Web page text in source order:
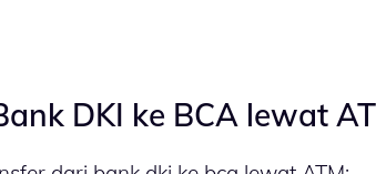
DKI ke BCA lewat